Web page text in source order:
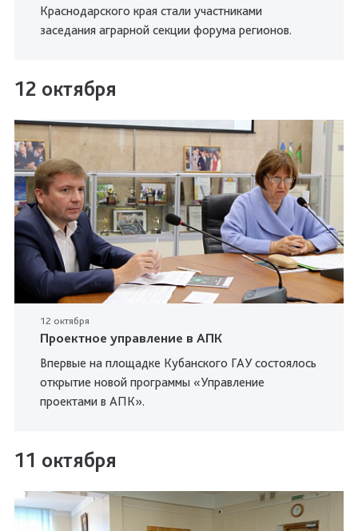
Краснодарского края стали участниками
заседания аграрной секции форума регионов.
12 октября
12 октября
Проектное управление в АПК
Впервые на площадке Кубанского ГАУ состоялось
открытие новой программы «Управление
проектами в АПК».
11 октября